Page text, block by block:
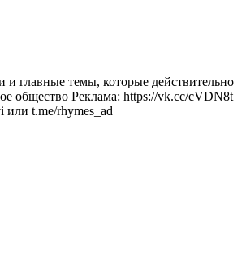
и главные темы, которые действительно
общество Реклама: https://vk.cc/cVDN8t
t.me/rhymes_ad